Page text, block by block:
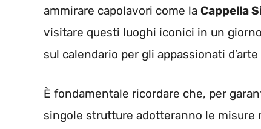
ammirare capolavori come la Cappella
visitare questi luoghi iconici in un
sul calendario per gli appassionati
È fondamentale ricordare che, per
singole strutture adotteranno le misure